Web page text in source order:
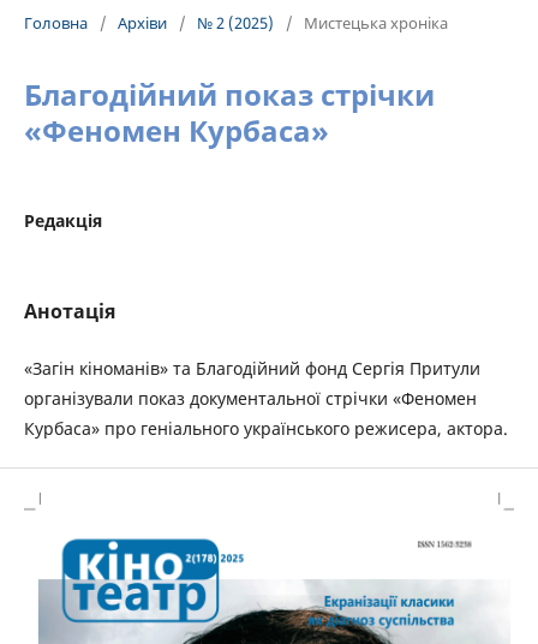
Головна / Архіви / № 2 (2025) / Мистецька хроніка
Благодійний показ стрічки
«Феномен Курбаса»
Редакція
Анотація
«Загін кіноманів» та Благодійний фонд Сергія Притули
організували показ документальної стрічки «Феномен
Курбаса» про геніального українського режисера, актора.